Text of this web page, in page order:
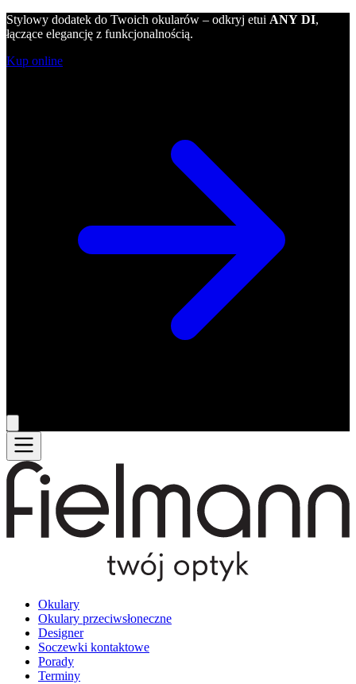
Stylowy dodatek do Twoich okularów – odkryj etui ANY DI,
łączące elegancję z funkcjonalnością.
Kup online
Okulary
Okulary przeciwsłoneczne
Designer
Soczewki kontaktowe
Porady
Terminy